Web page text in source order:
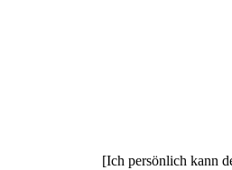
[Ich persönlich kann